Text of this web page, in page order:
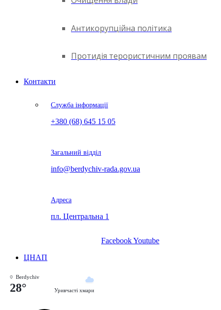
Антикорупційна політика
Протидія терористичним проявам
Контакти
Служба інформації
+380 (68) 645 15 05
Загальний відділ
info@berdychiv-rada.gov.ua
Адреса
пл. Центральна 1
FacebookYoutube
ЦНАП
Berdychiv
28° Уривчасті хмари